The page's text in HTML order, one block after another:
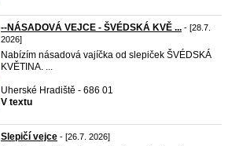
--NÁSADOVÁ VEJCE - ŠVÉDSKÁ KVĚ ... - [28.7.
2026]
Nabízím násadová vajíčka od slepiček ŠVÉDSKÁ
KVĚTINA. ...
Uherské Hradiště - 686 01
V textu
Slepičí vejce - [26.7. 2026]